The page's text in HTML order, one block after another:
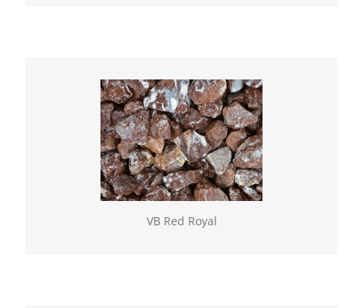
VB Red Royal
VB Red Royal
Geselecteerde natuurlijke gesteenten, verkrijgbaar
los of in BigBag. Vulling gebroken (60/100)